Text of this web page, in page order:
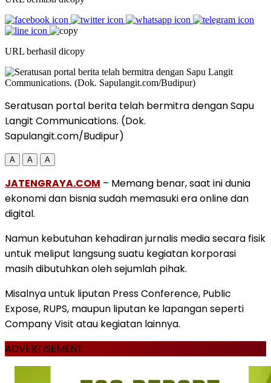
URL berhasil dicopy
Seratusan portal berita telah bermitra dengan Sapu
Langit Communications. (Dok.
Sapulangit.com/Budipur)
A A A
JATENGRAYA.COM – Memang benar, saat ini dunia
ekonomi dan bisnia sudah memasuki era online dan
digital.
Namun kebutuhan kehadiran jurnalis media secara fisik
untuk meliput langsung suatu kegiatan korporasi
masih dibutuhkan oleh sejumlah pihak.
Misalnya untuk liputan Press Conference, Public
Expose, RUPS, maupun liputan ke lapangan seperti
Company Visit atau kegiatan lainnya.
ADVERTISEMENT